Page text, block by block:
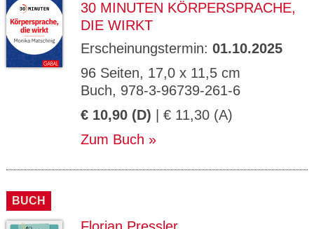
30 MINUTEN KÖRPERSPRACHE,
DIE WIRKT
Erscheinungstermin: 01.10.2025
96 Seiten, 17,0 x 11,5 cm
Buch, 978-3-96739-261-6
€ 10,90 (D) | € 11,30 (A)
Zum Buch
BUCH